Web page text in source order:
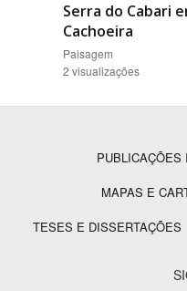
Serra do Cabari
Cachoeira
Paisagem
2 visualizações
Rodapé
PUBLICAÇÕES
MAPAS E
TESES E DISSERTAÇÕES